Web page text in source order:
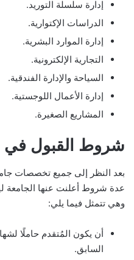
إدارة سلسلة التوريد.
الدراسات الإكتوارية.
إدارة الموارد البشرية.
التجارية الإلكترونية.
السياحة والإدارة الفندقية.
إدارة الأعمال اللوجستية.
المشاريع الصغيرة.
شروط القبول في
بعد النظر إلى جميع تخصصات
عدة شروط أعلنت عنها الجامعة
وهي تتمثل فيما يلي:
أن يكون المُتقدم حاملًا
السابق.